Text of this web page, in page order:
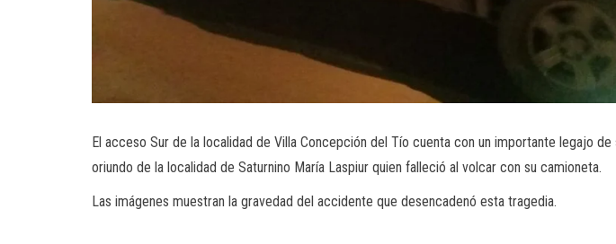
El acceso Sur de la localidad de Villa Concepción del Tío cuenta con un importante legajo
oriundo de la localidad de Saturnino María Laspiur quien falleció al volcar con su camioneta.
Las imágenes muestran la gravedad del accidente que desencadenó esta tragedia.